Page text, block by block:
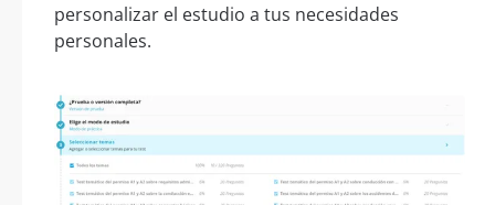
personalizar el estudio a tus necesidades
personales.